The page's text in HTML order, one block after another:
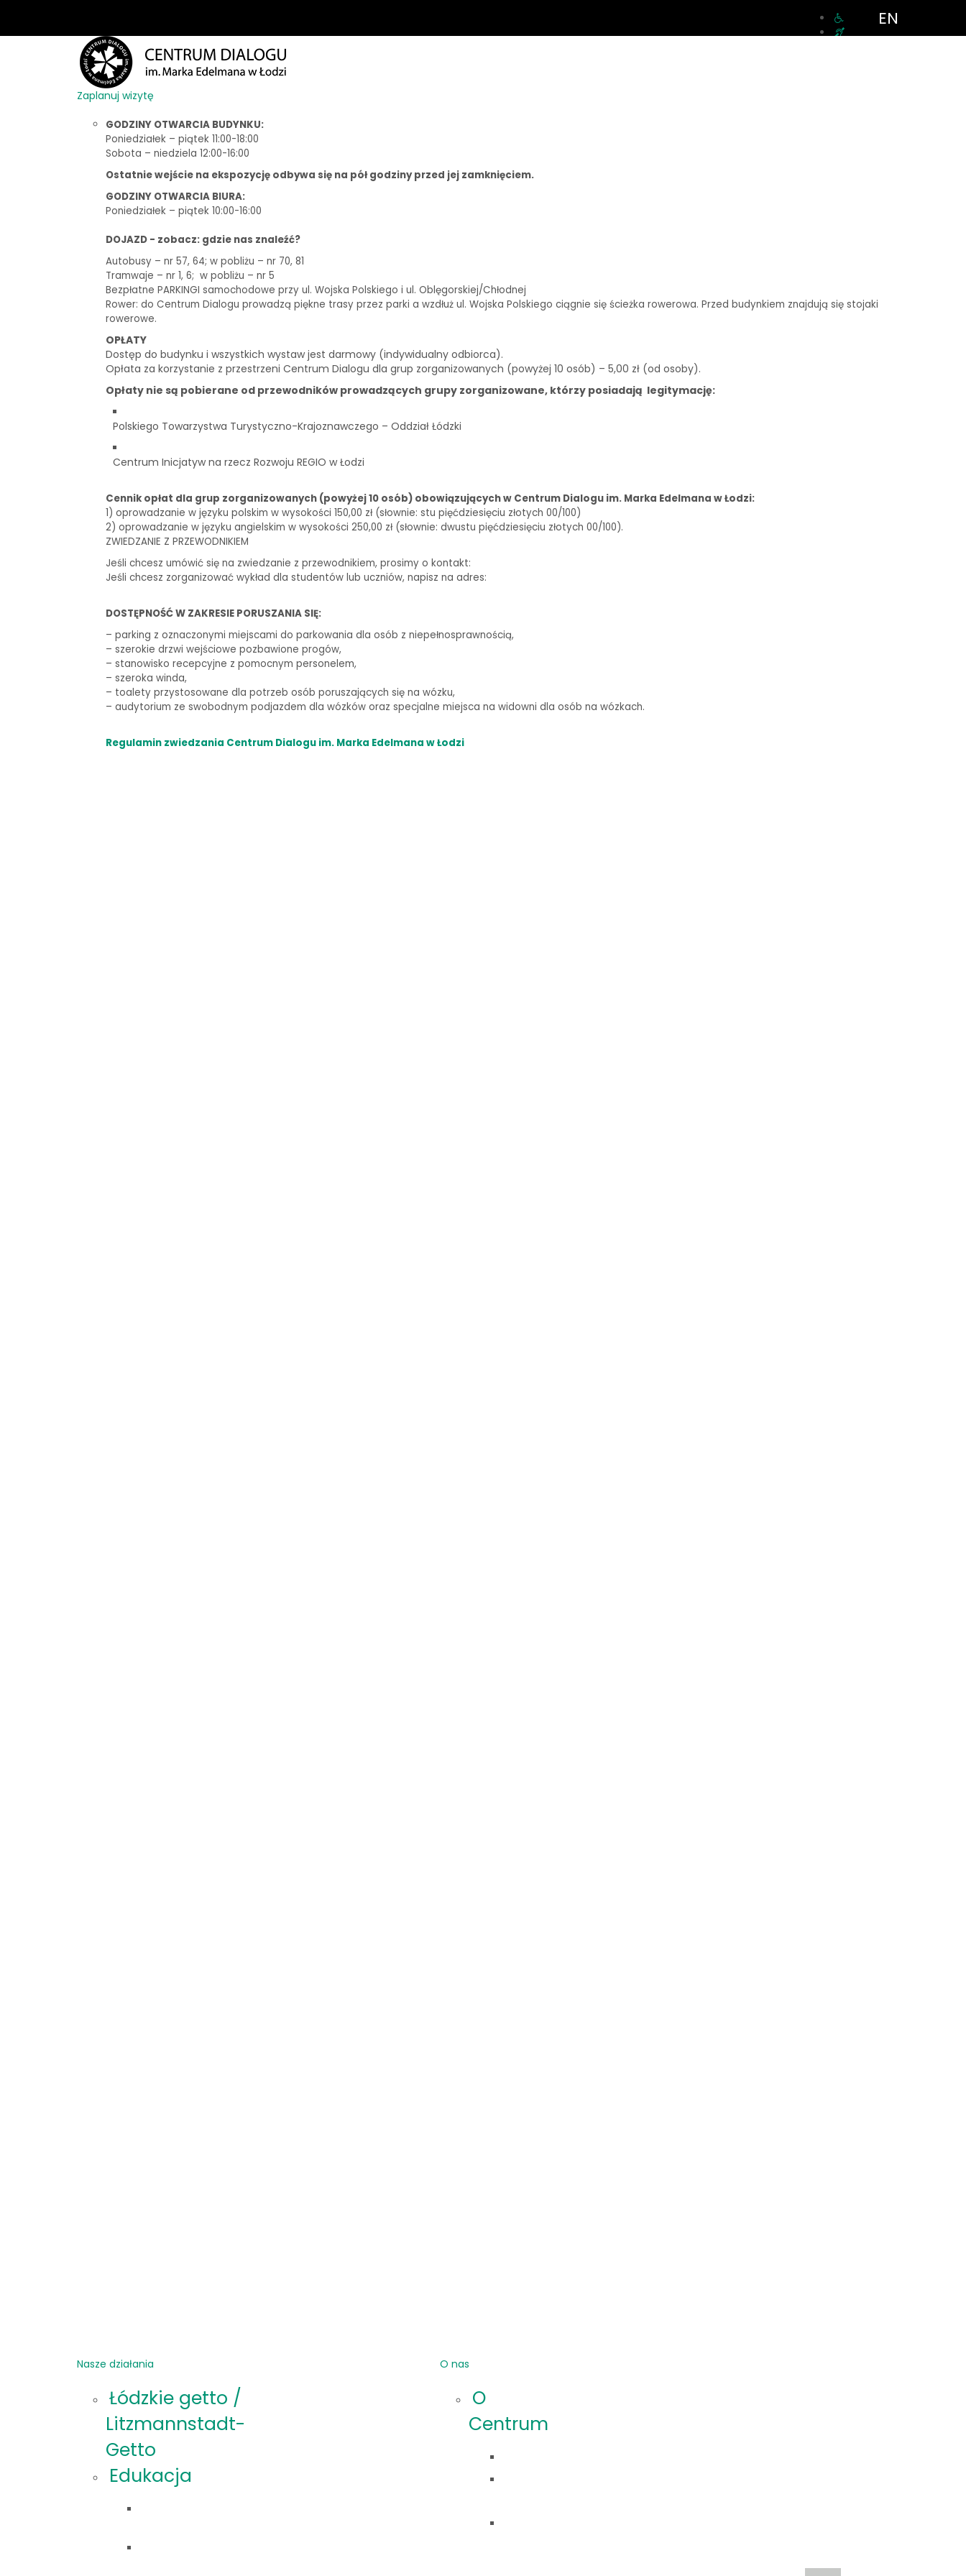
EN
Zaplanuj wizytę
GODZINY OTWARCIA BUDYNKU:
Poniedziałek – piątek 11:00-18:00
Sobota – niedziela 12:00-16:00
Ostatnie wejście na ekspozycję odbywa się na pół godziny przed jej zamknięciem.
GODZINY OTWARCIA BIURA:
Poniedziałek – piątek 10:00-16:00
DOJAZD - zobacz: gdzie nas znaleźć?
Autobusy – nr 57, 64; w pobliżu – nr 70, 81
Tramwaje – nr 1, 6; w pobliżu – nr 5
Bezpłatne PARKINGI samochodowe przy ul. Wojska Polskiego i ul. Oblęgorskiej/Chłodnej
Rower: do Centrum Dialogu prowadzą piękne trasy przez parki a wzdłuż ul. Wojska Polskiego ciągnie się ścieżka rowerowa. Przed budynkiem znajdują się stojaki
rowerowe.
OPŁATY
Dostęp do budynku i wszystkich wystaw jest darmowy (indywidualny odbiorca).
Opłata za korzystanie z przestrzeni Centrum Dialogu dla grup zorganizowanych (powyżej 10 osób) – 5,00 zł (od osoby).
Opłaty nie są pobierane od przewodników prowadzących grupy zorganizowane, którzy posiadają legitymację:
Polskiego Towarzystwa Turystyczno-Krajoznawczego – Oddział Łódzki
Centrum Inicjatyw na rzecz Rozwoju REGIO w Łodzi
Cennik opłat dla grup zorganizowanych (powyżej 10 osób) obowiązujących w Centrum Dialogu im. Marka Edelmana w Łodzi:
1) oprowadzanie w języku polskim w wysokości 150,00 zł (słownie: stu pięćdziesięciu złotych 00/100)
2) oprowadzanie w języku angielskim w wysokości 250,00 zł (słownie: dwustu pięćdziesięciu złotych 00/100).
ZWIEDZANIE Z PRZEWODNIKIEM
Jeśli chcesz umówić się na zwiedzanie z przewodnikiem, prosimy o kontakt:
Jeśli chcesz zorganizować wykład dla studentów lub uczniów, napisz na adres:
DOSTĘPNOŚĆ W ZAKRESIE PORUSZANIA SIĘ:
– parking z oznaczonymi miejscami do parkowania dla osób z niepełnosprawnością,
– szerokie drzwi wejściowe pozbawione progów,
– stanowisko recepcyjne z pomocnym personelem,
– szeroka winda,
– toalety przystosowane dla potrzeb osób poruszających się na wózku,
– audytorium ze swobodnym podjazdem dla wózków oraz specjalne miejsca na widowni dla osób na wózkach.
Regulamin zwiedzania Centrum Dialogu im. Marka Edelmana w Łodzi
Nasze działania
Łódzkie getto /
Litzmannstadt-
Getto
Edukacja
O nas
O
Centrum